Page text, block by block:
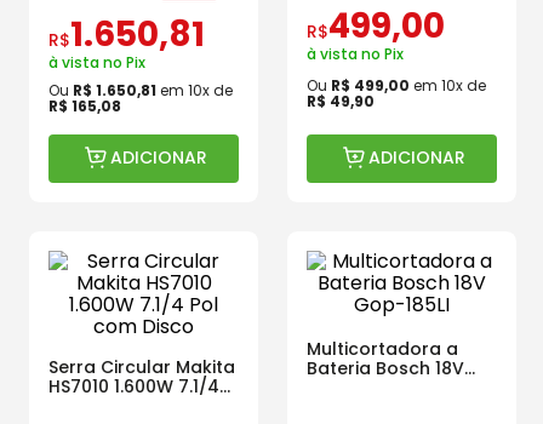
R$1.650,81
à vista no Pix
Ou R$ 1.650,81 em 10x de
R$ 165,08
ADICIONAR
R$499,00
à vista no Pix
Ou R$ 499,00 em 10x de
R$ 49,90
ADICIONAR
Serra Circular Makita
HS7010 1.600W 7.1/4
Multicortadora a
Bateria Bosch 18V